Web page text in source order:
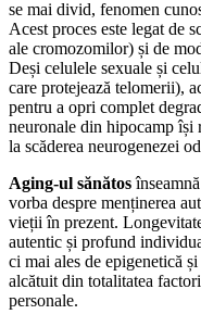
se mai divid, fenomen
Acest proces este legat de
ale cromozomilor) și de
Deși celulele sexuale și
care protejează telomerii),
pentru a opri complet
neuronale din hipocamp își
la scăderea neurogenezei
Aging-ul sănătos
vorba despre menținerea
vieții în prezent.
autentic și profund
ci mai ales de epigenetică
alcătuit din totalitatea
personale.